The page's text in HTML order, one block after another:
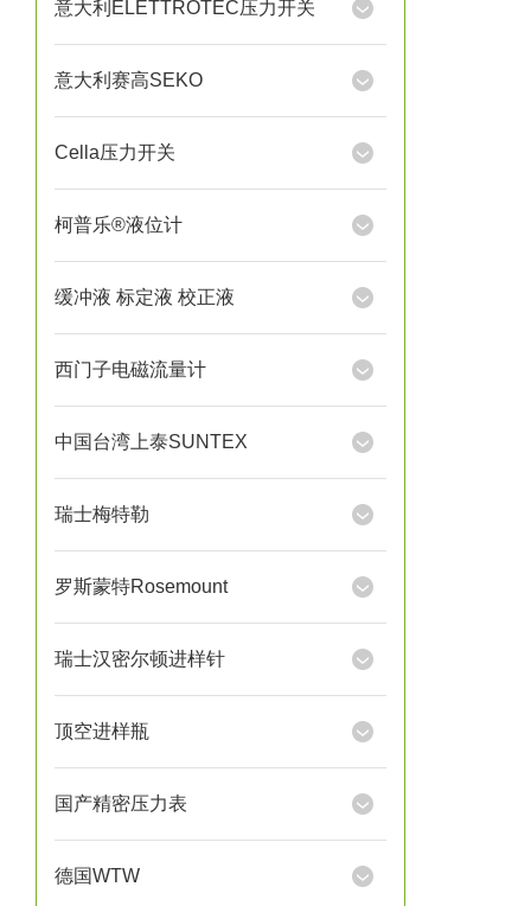
意大利ELETTROTEC压力开关
意大利赛高SEKO
Cella压力开关
柯普乐®液位计
缓冲液 标定液 校正液
西门子电磁流量计
中国台湾上泰SUNTEX
瑞士梅特勒
罗斯蒙特Rosemount
瑞士汉密尔顿进样针
顶空进样瓶
国产精密压力表
德国WTW